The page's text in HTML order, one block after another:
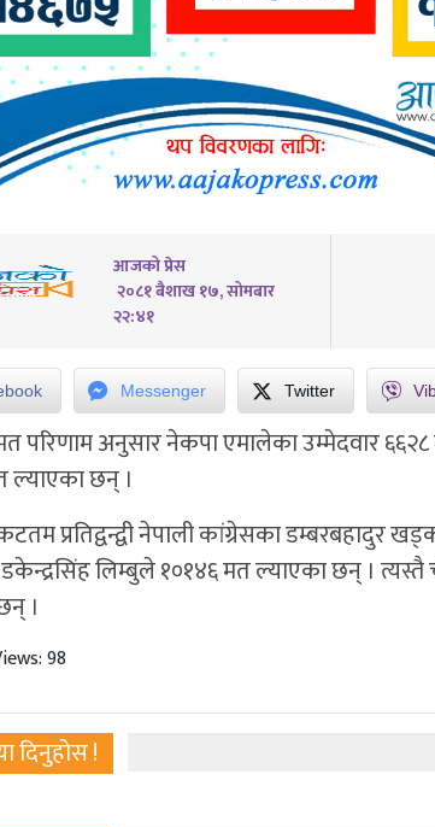
आजको प्रेस
२०८१ बैशाख १७, सोमबार
२२:४१
Messenger Twitter
परिणाम अनुसार नेकपा एमालेका उम्मेदवार
ल्याएका छन् ।
प्रतिद्वन्द्वी नेपाली कांग्रेसका डम्बरबहादुर
लिम्बुले १०१४६ मत ल्याएका छन् । त्यस्तै
।
98
दिनुहोस !